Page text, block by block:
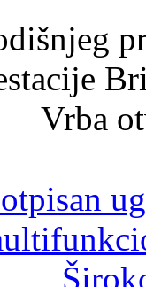
Vrba